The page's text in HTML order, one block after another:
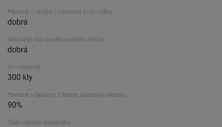
Pevnost v ohybu / odolnost proti oděru
dobrá
Odolnost vůči povětrnostním vlivům
dobrá
UV-odolnost
300 kly
Pevnost v tahu po 2 letech působení klimatu
90%
Číslo celního sazebníku